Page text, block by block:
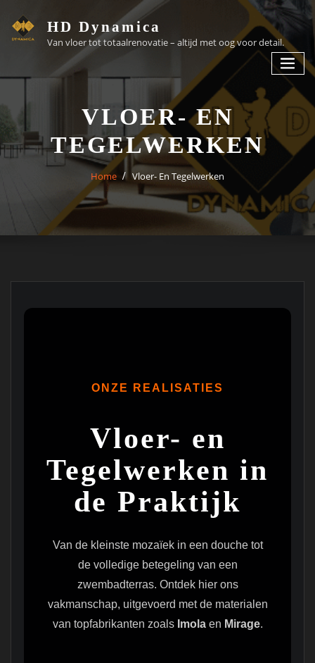
HD Dynamica
Van vloer tot totaalrenovatie – altijd met oog voor detail.
VLOER- EN
TEGELWERKEN
Home Vloer- En Tegelwerken
ONZE REALISATIES
Vloer- en
Tegelwerken in
de Praktijk
Van de kleinste mozaïek in een douche tot
de volledige betegeling van een
zwembadterras. Ontdek hier ons
vakmanschap, uitgevoerd met de materialen
van topfabrikanten zoals Imolaen Mirage.